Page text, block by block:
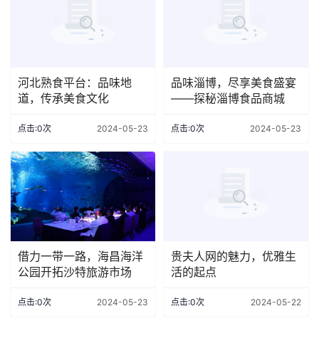
河北熟食平台：品味地
道，传承美食文化
点击:0次 2024-05-23
品味淄博，尽享美食盛宴
——探秘淄博食品商城
点击:0次 2024-05-23
借力一带一路，海昌海洋
公园开拓沙特旅游市场
点击:0次 2024-05-23
贵夫人网的魅力，优雅生
活的起点
点击:0次 2024-05-22